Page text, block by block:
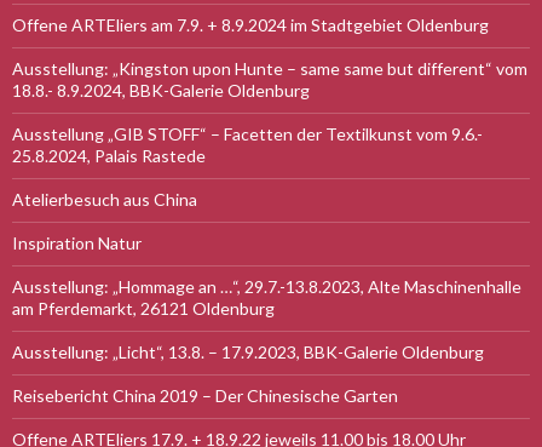
Offene ARTEliers am 7.9. + 8.9.2024 im Stadtgebiet Oldenburg
Ausstellung: „Kingston upon Hunte – same same but different“ vom
18.8.- 8.9.2024, BBK-Galerie Oldenburg
Ausstellung „GIB STOFF“ – Facetten der Textilkunst vom 9.6.-
25.8.2024, Palais Rastede
Atelierbesuch aus China
Inspiration Natur
Ausstellung: „Hommage an …“, 29.7.-13.8.2023, Alte Maschinenhalle
am Pferdemarkt, 26121 Oldenburg
Ausstellung: „Licht“, 13.8. – 17.9.2023, BBK-Galerie Oldenburg
Reisebericht China 2019 – Der Chinesische Garten
Offene ARTEliers 17.9. + 18.9.22 jeweils 11.00 bis 18.00 Uhr